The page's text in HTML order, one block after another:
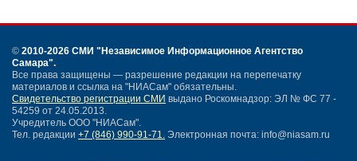
© 2010-2026 СМИ "Независимое Информационное Агентство
Самара".
Все права защищены — разрешение редакции на перепечатку
материалов и ссылка на "НИАСам" обязательны.
Свидетельство регистрации СМИ выдано Роскомнадзор: ЭЛ № ФС 77 -
54259 от 24.05.2013.
Учредитель ООО "НИАСам".
Тел. редакции +7 (846) 990-91-71. Электронная почта: info@niasam.ru